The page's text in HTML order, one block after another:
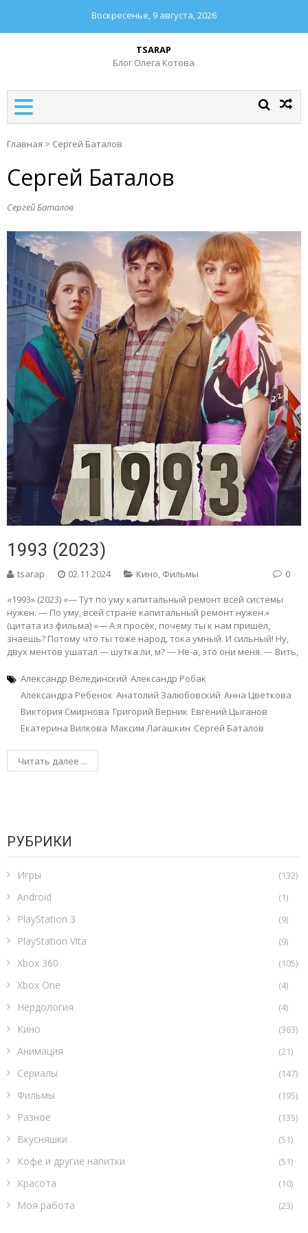
Воскресенье, 9 августа, 2026
TSARAP
Блог Олега Котова
Главная > Сергей Баталов
Сергей Баталов
Сергей Баталов
1993 (2023)
tsarap 02.11.2024 Кино, Фильмы 0
«1993» (2023) «— Тут по уму капитальный ремонт всей системы
нужен. — По уму, всей стране капитальный ремонт нужен.»
(цитата из фильма) «— А я просёк, почему ты к нам пришёл,
знаешь? Потому что ты тоже народ, тока умный. И сильный! Ну,
двух ментов ушатал — шутка ли, м? — Не-а, это они меня. — Вить,
Александр Велединский Александр Робак
Александра Ребенок Анатолий Залюбовский Анна Цветкова
Виктория Смирнова Григорий Верник Евгений Цыганов
Екатерина Вилкова Максим Лагашкин Сергей Баталов
Читать далее ...
РУБРИКИ
Игры (132)
Android (1)
PlayStation 3 (9)
PlayStation Vita (9)
Xbox 360 (105)
Xbox One (4)
Нёрдология (4)
Кино (363)
Анимация (21)
Сериалы (147)
Фильмы (195)
Разное (135)
Вкусняшки (51)
Кофе и другие напитки (51)
Красота (10)
Моя работа (23)